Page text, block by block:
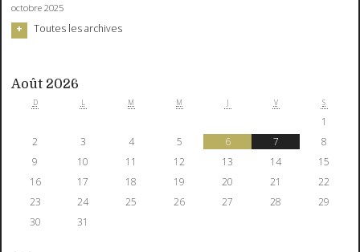
octobre 2025
Toutes les archives
Août 2026
D L M M J V S
1
2
3 4 5 6 7
8
9
10 11 12 13 14
15
16
17 18 19 20 21
22
23
24 25 26 27 28
29
30
31